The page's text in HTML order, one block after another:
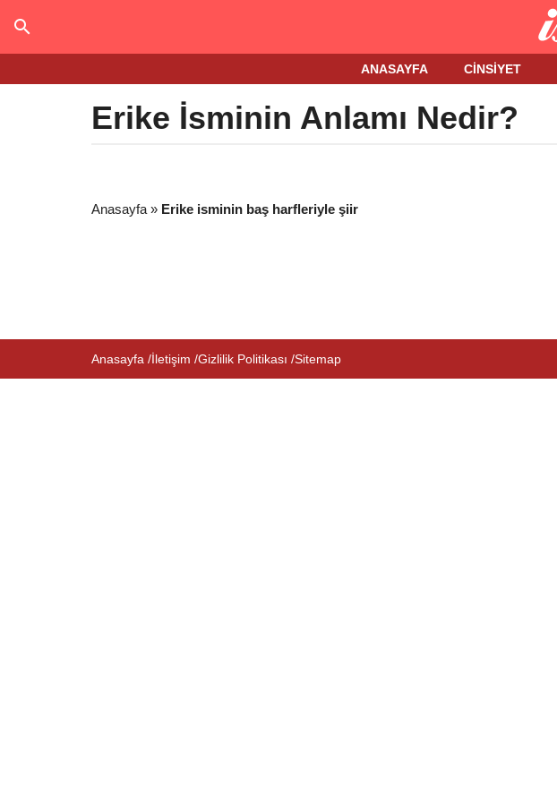
ANASAYFA CINSIYET
Erike İsminin Anlamı Nedir?
Anasayfa » Erike isminin baş harfleriyle şiir
Anasayfa İletişim Gizlilik Politikası Sitemap